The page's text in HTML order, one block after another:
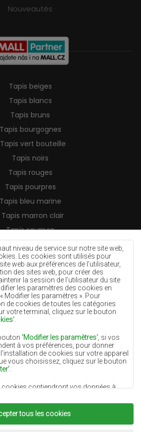
niveau de service sur notre site web,
Les cookies sont utilisés pour
web aux préférences de l’utilisateur,
des sites web, pour créer des
la session de l’utilisateur du site
les paramètres des cookies en
Modifier les paramètres ». Pour
de cookies de toutes les catégories
votre terminal, cliquez sur le bouton
'Modifier les paramètres' , si vos
à vos préférences, pour donner
de cookies sur votre appareil
vous choisissez, cliquez sur le bouton
cookies contiendront vos données à
des données (DYWANYCHEMEX)
de la fourniture de services de haute
et des activités de marketing du
des données et de ses Partenaires de
tous les cookies
Nouveautés
Tapis beiges
Tapis blancs
Tapis bruns
Tapis bourgognes
Tapis vert bouteille
Tapis noirs
Tapis rouges
Tapis pourpres
Tapis bleu marine
Tapis marron clair
Tapis saumon
Tapis crème
Tapis lilas
Tapis jaunes
Tapis menthe
Tapis bleus
Tapis oranges
Tapis gris
Tapis terre cuite
Tapis dorés